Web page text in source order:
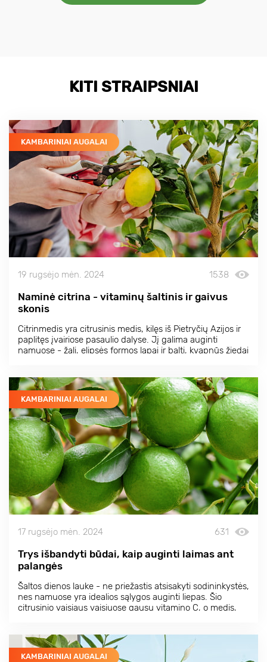
KITI STRAIPSNIAI
KAMBARINIAI AUGALAI
19 rugsėjo mėn. 2024 1538
Naminė citrina - vitaminų šaltinis ir gaivus
skonis
Citrinmedis yra citrusinis medis, kilęs iš Pietryčių Azijos ir
paplitęs įvairiose pasaulio dalyse. Jį galima auginti
namuose - žali, elipsės formos lapai ir balti, kvapnūs žiedai
KAMBARINIAI AUGALAI
17 rugsėjo mėn. 2024 631
Trys išbandyti būdai, kaip auginti laimas ant
palangės
Šaltos dienos lauke - ne priežastis atsisakyti sodininkystės,
nes namuose yra idealios sąlygos auginti liepas. Šio
citrusinio vaisiaus vaisiuose gausu vitamino C, o medis,
KAMBARINIAI AUGALAI